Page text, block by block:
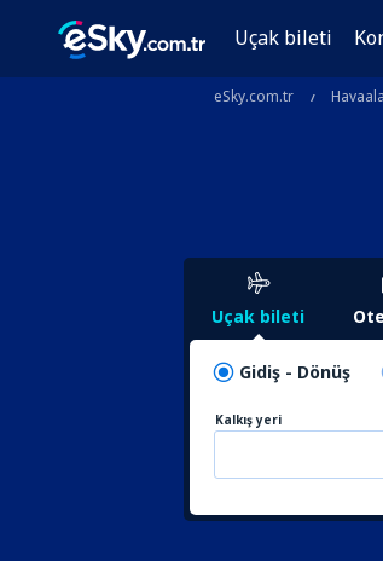
Uçak bileti
eSky.com.tr
Uçak bileti
Gidiş - Dönüş
Kalkış yeri